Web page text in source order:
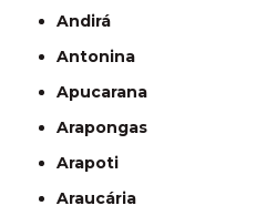
Andirá
Antonina
Apucarana
Arapongas
Arapoti
Araucária